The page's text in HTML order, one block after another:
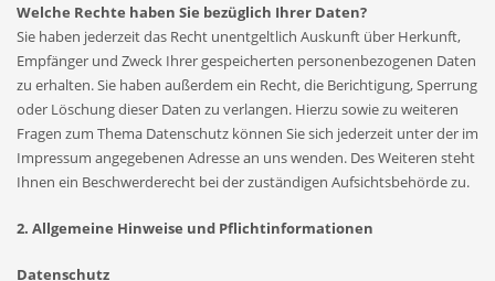
Welche Rechte haben Sie bezüglich Ihrer Daten?
Sie haben jederzeit das Recht unentgeltlich Auskunft über Herkunft,
Empfänger und Zweck Ihrer gespeicherten personenbezogenen Daten
zu erhalten. Sie haben außerdem ein Recht, die Berichtigung, Sperrung
oder Löschung dieser Daten zu verlangen. Hierzu sowie zu weiteren
Fragen zum Thema Datenschutz können Sie sich jederzeit unter der im
Impressum angegebenen Adresse an uns wenden. Des Weiteren steht
Ihnen ein Beschwerderecht bei der zuständigen Aufsichtsbehörde zu.
2. Allgemeine Hinweise und Pflichtinformationen
Datenschutz